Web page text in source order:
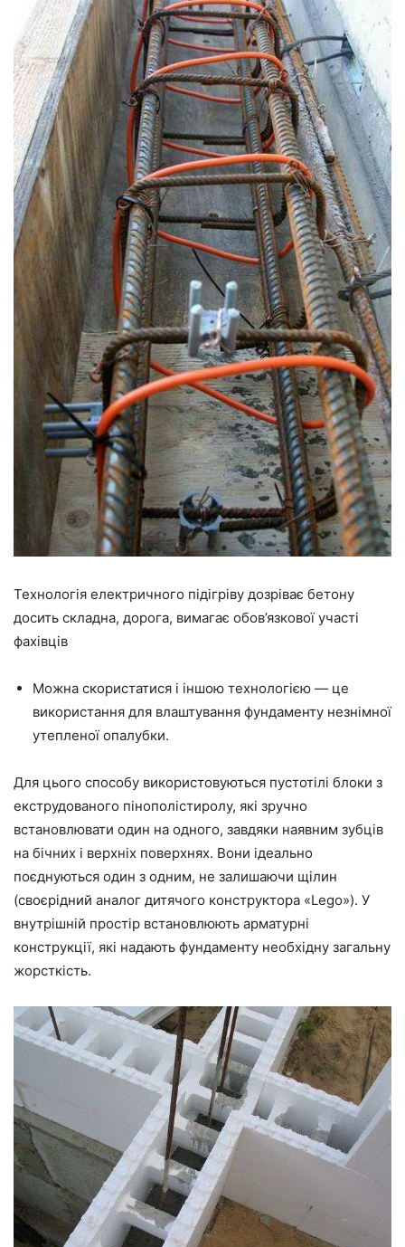
Технологія електричного підігріву дозріває бетону
досить складна, дорога, вимагає обов’язкової участі
фахівців
Можна скористатися і іншою технологією — це
використання для влаштування фундаменту незнімної
утепленої опалубки.
Для цього способу використовуються пустотілі блоки з
екструдованого пінополістиролу, які зручно
встановлювати один на одного, завдяки наявним зубців
на бічних і верхніх поверхнях. Вони ідеально
поєднуються один з одним, не залишаючи щілин
(своєрідний аналог дитячого конструктора «Lego»). У
внутрішній простір встановлюють арматурні
конструкції, які надають фундаменту необхідну загальну
жорсткість.